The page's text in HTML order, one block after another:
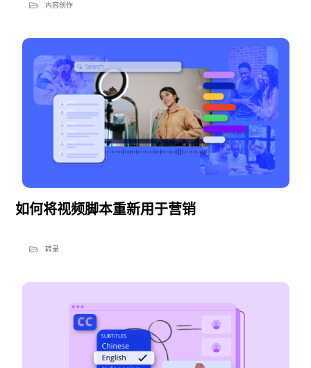
内容创作
如何将视频脚本重新用于营销
转录